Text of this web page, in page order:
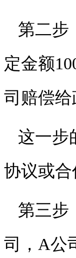
第二步
定金额
司赔偿给
这一步
协议或
第三步
司，A公